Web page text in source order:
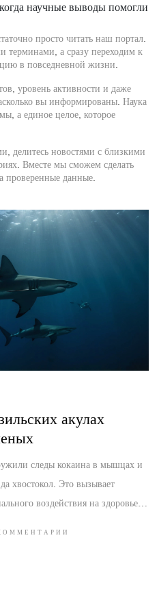
научные выводы помогли
просто читать наш портал.
терминами, а сразу переходим к
в повседневной жизни.
уровень активности и даже
вы информированы. Наука
а единое целое, которое
делитесь новостями с близкими
Вместе мы сможем сделать
проверенные данные.
акулах
следы кокаина в мышцах и
хвостокол. Это вызывает
воздействия на здоровье